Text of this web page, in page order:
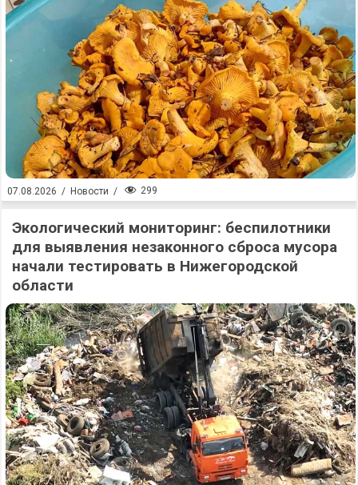
07.08.2026 / Новости / 299
Экологический мониторинг: беспилотники
для выявления незаконного сброса мусора
начали тестировать в Нижегородской
области